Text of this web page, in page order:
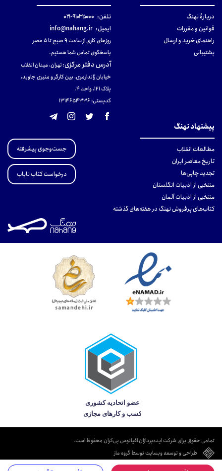
دربارهٔ نهنگ
قوانین و مقررات
راهنمای خرید و ارسال
پشتیبانی
تلفن: ۹۱۰۳۵۰۰۰-۰۲۱
ایمیل: info@nahang.ir
روزهای کاری از ساعت ۹ صبح تا ۵ عصر
پاسخگوی تماس شما هستیم.
آدرس دفتر مرکزی:تهران، میدان انقلاب
خیابان ژاندارمری، بین کارگر و منیری جاوید،
پلاک 121، واحد ۴.
کدپستی: 131465433۶
پیشنهاد نهنگ
مطالعات انقلاب
تاریخ معاصر ایران
تجدید چاپی‌ها
منتخبی از ادبیات انگلستان
منتخبی از ادبیات آلمان
کتاب‌های پرفروش نهنگ در هفته‌های گذشته
جست‌وجوی پیشرفته
درخواست کتاب نایاب
تمامی حقوق برای شرکت ایده‌پردازان اقیانوس بی‌کران محفوظ است.
طراحی و توسعه وبسایت توسط گروه ماز